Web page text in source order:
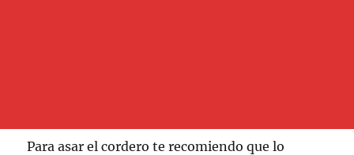
Para asar el cordero te recomiendo que lo